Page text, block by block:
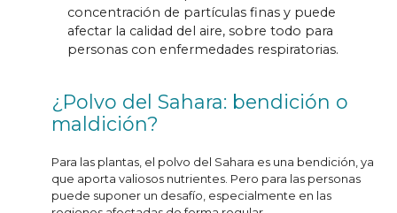
concentración de partículas finas y puede
afectar la calidad del aire, sobre todo para
personas con enfermedades respiratorias.
¿Polvo del Sahara: bendición o
maldición?
Para las plantas, el polvo del Sahara es una bendición, ya
que aporta valiosos nutrientes. Pero para las personas
puede suponer un desafío, especialmente en las